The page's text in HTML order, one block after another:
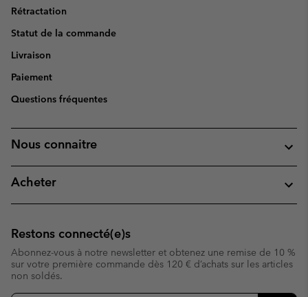
Rétractation
Statut de la commande
Livraison
Paiement
Questions fréquentes
Nous connaitre
Acheter
Restons connecté(e)s
Abonnez-vous à notre newsletter et obtenez une remise de 10 %
sur votre première commande dès 120 € d’achats sur les articles
non soldés.